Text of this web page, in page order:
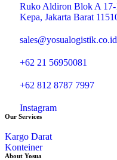
Ruko Aldiron Blok A
Kepa, Jakarta Barat
sales@yosualogistik.co.id
+62 21 56950081
+62 812 8787 7997
Instagram
Our Services
Kargo Darat
Konteiner
About Yosua